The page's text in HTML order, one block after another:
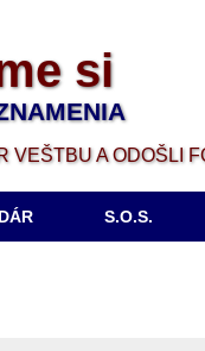
si
VEŠTBU A ODOŠLI
S.O.S.